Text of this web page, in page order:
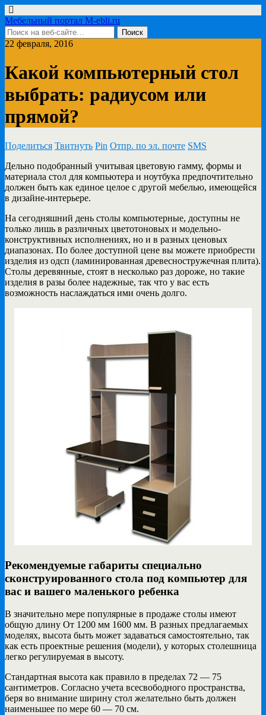
Мебельный портал M-ebli.ru
22 февраля, 2016
Какой компьютерный стол
выбрать: радиусом или
прямой?
Поделиться Твитнуть Pin Отпр. по эл. почте SMS
Дельно подобранный учитывая цветовую гамму, формы и
материала стол для компьютера и ноутбука предпочтительно
должен быть как единое целое с другой мебелью, имеющейся
в дизайне-интерьере.
На сегодняшний день столы компьютерные, доступны не
только лишь в различных цветотоновых и модельно-
конструктивных исполнениях, но и в разных ценовых
диапазонах. По более доступной цене вы можете приобрести
изделия из одсп (ламинированная древесностружечная плита).
Столы деревянные, стоят в несколько раз дороже, но такие
изделия в разы более надежные, так что у вас есть
возможность наслаждаться ими очень долго.
Рекомендуемые габариты специально
сконструированного стола под компьютер для
вас и вашего маленького ребенка
В значительно мере популярные в продаже столы имеют
общую длину От 1200 мм 1600 мм. В разных предлагаемых
моделях, высота быть может задаваться самостоятельно, так
как есть проектные решения (модели), у которых столешница
легко регулируемая в высоту.
Стандартная высота как правило в пределах 72 — 75
сантиметров. Согласно учета всесвободного пространства,
беря во внимание ширину стол желательно быть должен
наименьшее по мере 60 — 70 см.